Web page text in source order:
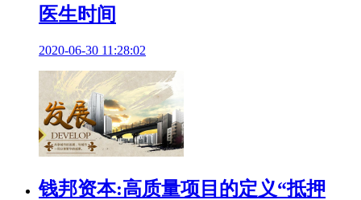
医生时间
2020-06-30 11:28:02
钱邦资本:高质量项目的定义“抵押